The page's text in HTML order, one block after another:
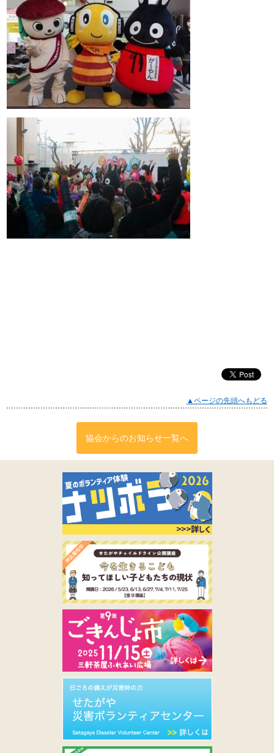
▲ページの先頭へもどる
協会からのお知らせ一覧へ